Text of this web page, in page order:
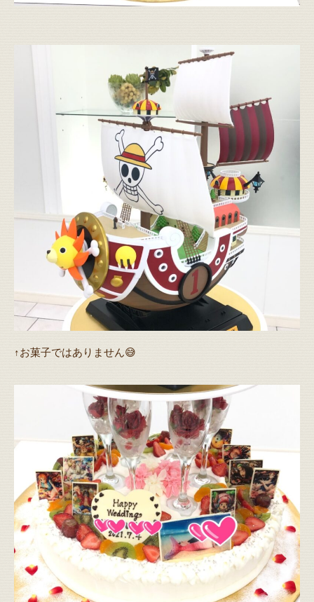
↑お菓子ではありません😅